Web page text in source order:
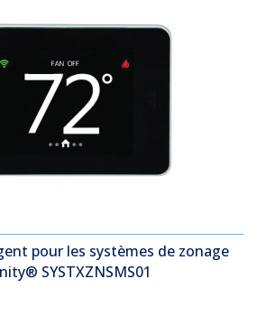
pour les systèmes de zonage
SYSTXZNSMS01